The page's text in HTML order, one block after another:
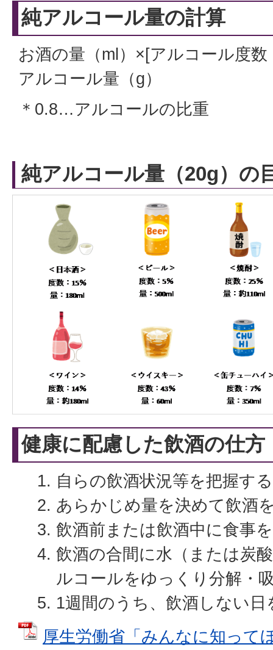
純アルコール量の計算
お酒の量（ml）×[アルコール度
アルコール量（g）
＊0.8…アルコールの比重
純アルコール量（20g）の
健康に配慮した飲酒の仕方
自らの飲酒状況等を把握する
あらかじめ量を決めて飲酒
飲酒前または飲酒中に食事
飲酒の合間に水（または炭
ルコールをゆっくり分解・
1週間のうち、飲酒しない日
厚生労働省「みんなに知って